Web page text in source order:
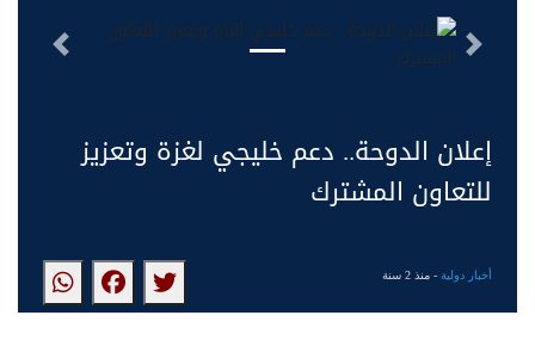
التالى السابق
إعلان الدوحة.. دعم خليجي لغزة وتعزيز
للتعاون المشترك
أخبار دولية- منذ 2 سنة